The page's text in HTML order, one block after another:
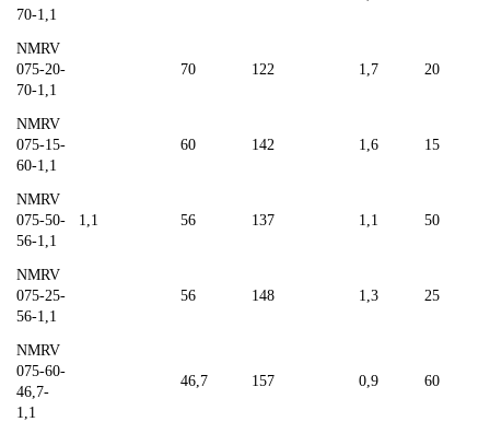
1,1
70-1,1
NMRV
075-20-
70-1,1
70 122 1,7 20
NMRV
075-15-
60-1,1
60 142 1,6 15
NMRV
075-50-
56-1,1
56 137 1,1 50
NMRV
075-25-
56-1,1
56 148 1,3 25
NMRV
075-60-
46,7-
1,1
46,7 157 0,9 60